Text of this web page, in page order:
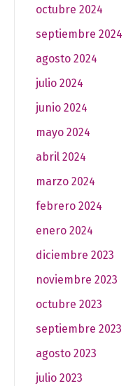
octubre 2024
septiembre 2024
agosto 2024
julio 2024
junio 2024
mayo 2024
abril 2024
marzo 2024
febrero 2024
enero 2024
diciembre 2023
noviembre 2023
octubre 2023
septiembre 2023
agosto 2023
julio 2023